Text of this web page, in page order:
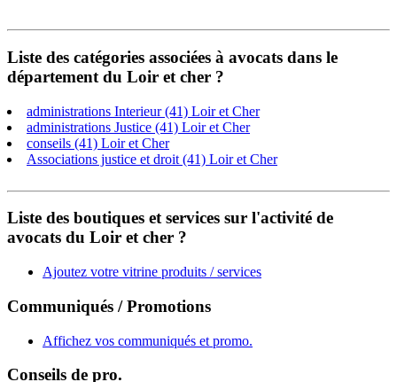
Liste des catégories associées à avocats dans le
département du Loir et cher ?
administrations Interieur (41) Loir et Cher
administrations Justice (41) Loir et Cher
conseils (41) Loir et Cher
Associations justice et droit (41) Loir et Cher
Liste des boutiques et services sur l'activité de
avocats du Loir et cher ?
Ajoutez votre vitrine produits / services
Communiqués / Promotions
Affichez vos communiqués et promo.
Conseils de pro.